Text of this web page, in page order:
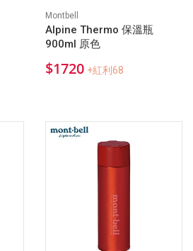
Montbell
Alpine Thermo 保溫瓶
900ml 原色
$1720 +紅利68